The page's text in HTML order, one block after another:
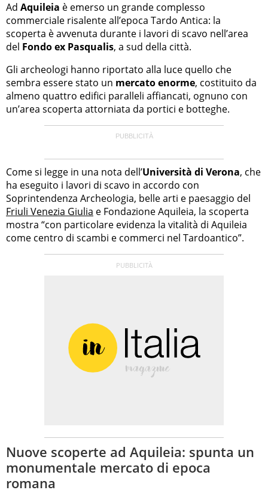
Ad Aquileia è emerso un grande complesso
commerciale risalente all’epoca Tardo Antica: la
scoperta è avvenuta durante i lavori di scavo nell’area
del Fondo ex Pasqualis, a sud della città.
Gli archeologi hanno riportato alla luce quello che
sembra essere stato un mercato enorme, costituito da
almeno quattro edifici paralleli affiancati, ognuno con
un’area scoperta attorniata da portici e botteghe.
Come si legge in una nota dell’Università di Verona, che
ha eseguito i lavori di scavo in accordo con
Soprintendenza Archeologia, belle arti e paesaggio del
Friuli Venezia Giulia e Fondazione Aquileia, la scoperta
mostra “con particolare evidenza la vitalità di Aquileia
come centro di scambi e commerci nel Tardoantico”.
Nuove scoperte ad Aquileia: spunta un
monumentale mercato di epoca
romana